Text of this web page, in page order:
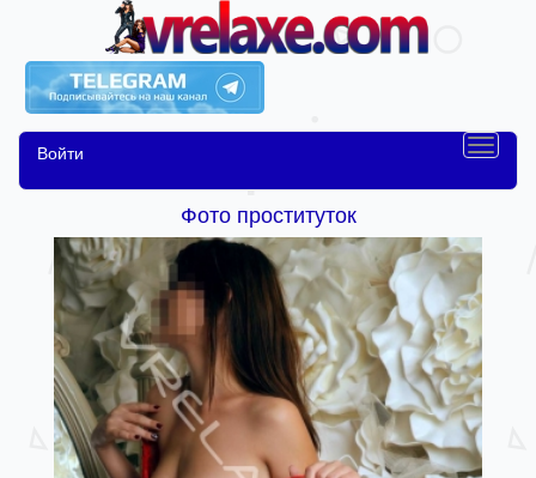
Войти
Фото проституток